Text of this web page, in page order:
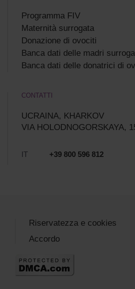
Programma FIV
Maternità surrogata
Donazione di ovociti
Banca dati delle madri
Banca dati delle donatrici di
CONTATTI
UCRAINA, KHARKOV
VIA HOLODNOGORSKAYA,
IT +39 800 596 812
Riservatezza e cookies
Accordo